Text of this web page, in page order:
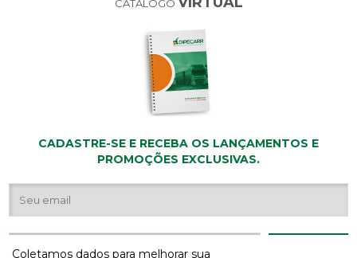
CATÁLOGO
CADASTRE-SE E RECEBA OS LANÇAMENTOS E
PROMOÇÕES EXCLUSIVAS.
Coletamos dados para melhorar sua